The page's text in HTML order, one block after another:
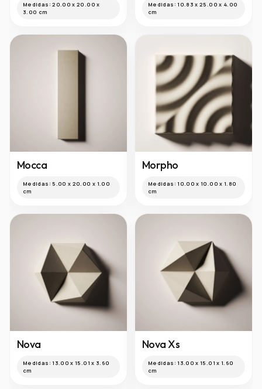
Medidas:20.00 x 20.00 x
3.00 cm
Medidas:10.83 x 25.00 x 4.00
cm
Mocca
Medidas: 5.00 x 20.00 x 1.00
cm
Morpho
Medidas:10.00 x 10.00 x 1.80
cm
Nova
Medidas:13.00 x 15.01 x 3.60
cm
Nova Xs
Medidas:13.00 x 15.01 x 1.60
cm